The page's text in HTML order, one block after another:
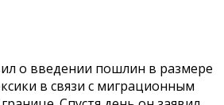
о введении пошлин в размере
в связи с миграционным